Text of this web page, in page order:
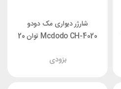
شارژر دیواری مک دودو
Mcdodo CH-4020 توان 20
بزودی